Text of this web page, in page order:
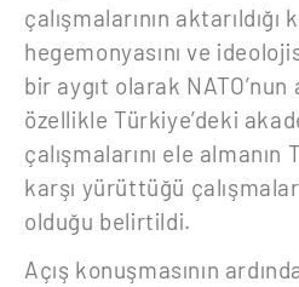
çalışmalarının
hegemonyasını ve
bir aygıt olarak
özellikle Türkiye’deki
çalışmalarını ele almanın
karşı yürüttüğü
olduğu belirtildi.
Açış konuşmasının